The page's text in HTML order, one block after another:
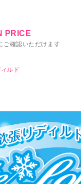
PRICE
確認いただけます
ルド